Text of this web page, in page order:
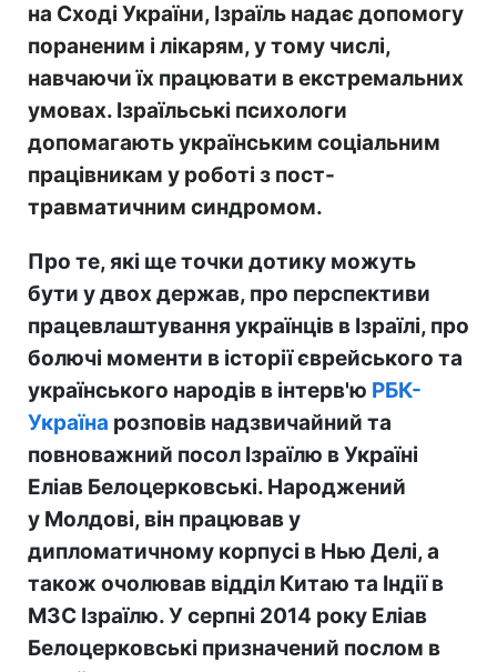
на Сході України, Ізраїль надає допомогу
пораненим і лікарям, у тому числі,
навчаючи їх працювати в екстремальних
умовах. Ізраїльські психологи
допомагають українським соціальним
працівникам у роботі з пост-
травматичним синдромом.
Про те, які ще точки дотику можуть
бути у двох держав, про перспективи
працевлаштування українців в Ізраїлі, про
болючі моменти в історії єврейського та
українського народів в інтерв'ю РБК-
Україна розповів надзвичайний та
повноважний посол Ізраїлю в Україні
Еліав Белоцерковські. Народжений
у Молдові, він працював у
дипломатичному корпусі в Нью Делі, а
також очолював відділ Китаю та Індії в
МЗС Ізраїлю. У серпні 2014 року Еліав
Белоцерковські призначений послом в